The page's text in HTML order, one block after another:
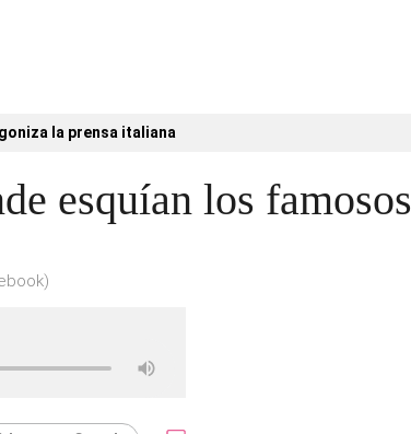
la prensa italiana
esquían los famosos